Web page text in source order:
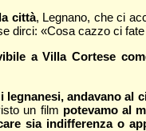
città, Legnano, che ci
dirci: «Cosa cazzo ci
a Villa Cortese
andavano al
un film potevamo al
sia indifferenza o